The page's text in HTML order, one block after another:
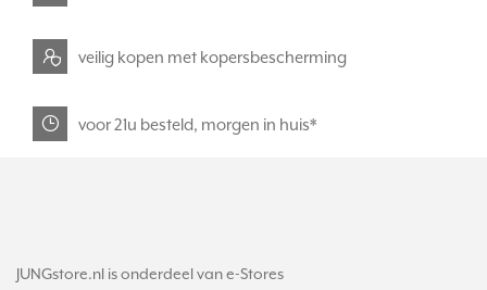
veilig kopen met kopersbescherming
voor 21u besteld, morgen in huis*
JUNGstore.nl is onderdeel van e-Stores